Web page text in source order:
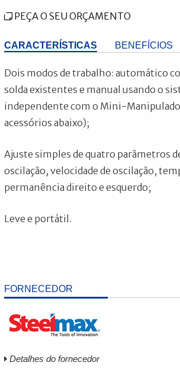
FORNECEDOR
Detalhes do fornecedor
PEÇA O SEU ORÇAMENTO
CARACTERÍSTICAS BENEFÍCIOS
Dois modos de trabalho: automático
solda existentes e manual usando o
independente com o Mini-
acessórios abaixo);
Ajuste simples de quatro parâmetros
oscilação, velocidade de oscilação,
permanência direito e esquerdo;
Leve e portátil.